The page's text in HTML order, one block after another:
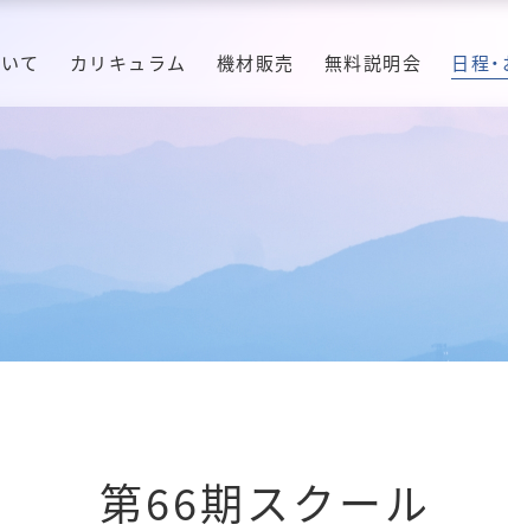
て カリキュラム 機材販売 無料説明会 日程
第66期スクール